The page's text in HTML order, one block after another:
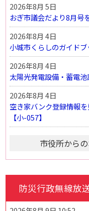
2026年8月 5日
おぎ市議会だより8月号
2026年8月 4日
小城市くらしのガイド
2026年8月 4日
太陽光発電設備・蓄電
2026年8月 4日
空き家バンク登録情報を
【小-057】
市役所から
防災行政無線放